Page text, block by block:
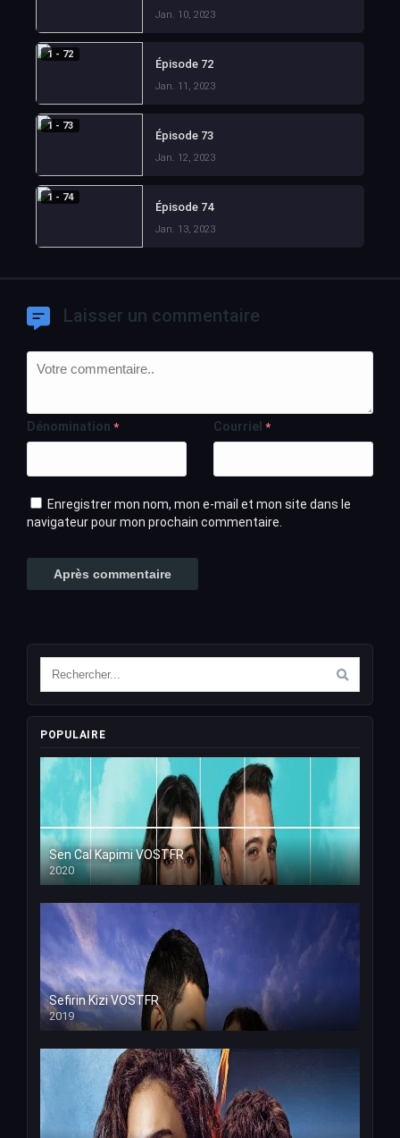
Jan. 10, 2023
1 - 72
Épisode 72
Jan. 11, 2023
1 - 73
Épisode 73
Jan. 12, 2023
1 - 74
Épisode 74
Jan. 13, 2023
Laisser un commentaire
Dénomination * Courriel *
Enregistrer mon nom, mon e-mail et mon site dans le
navigateur pour mon prochain commentaire.
POPULAIRE
Sen Cal Kapimi VOSTFR
2020
Sefirin Kizi VOSTFR
2019